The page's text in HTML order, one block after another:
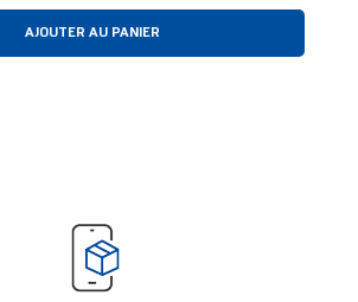
AJOUTER AU PANIER